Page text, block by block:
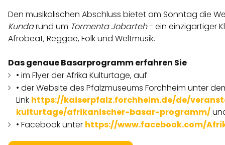
Den musikalischen Abschluss bietet am Sonntag die
Kundarund um Tormenta Jobarteh- ein einzigartiger
Afrobeat, Reggae, Folk und Weltmusik.
Das genaue Basarprogramm erfahren Sie
• im Flyer der Afrika Kulturtage, auf
• der Website des Pfalzmuseums Forchheim unter
Link https://kaiserpfalz.forchheim.de/de/
kulturtage/afrikanischer-basar-programm/
• Facebook unter https://www.facebook.com/